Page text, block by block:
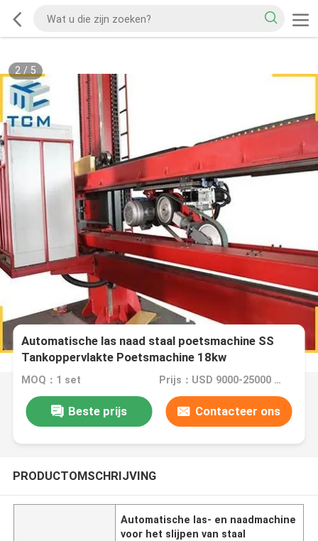
2/ 5
Automatische las naad staal poetsmachine SS
Tankoppervlakte Poetsmachine 18kw
MOQ：1 set Prijs：USD 9000-25000 Dollar per set
Beste prijs Contacteer ons
PRODUCTOMSCHRIJVING
Automatische las- en naadmachine
voor het slijpen van staal